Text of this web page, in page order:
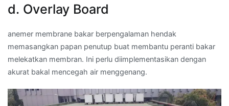
d. Overlay Board
anemer membrane bakar berpengalaman hendak
memasangkan papan penutup buat membantu peranti bakar
melekatkan membran. Ini perlu diimplementasikan dengan
akurat bakal mencegah air menggenang.